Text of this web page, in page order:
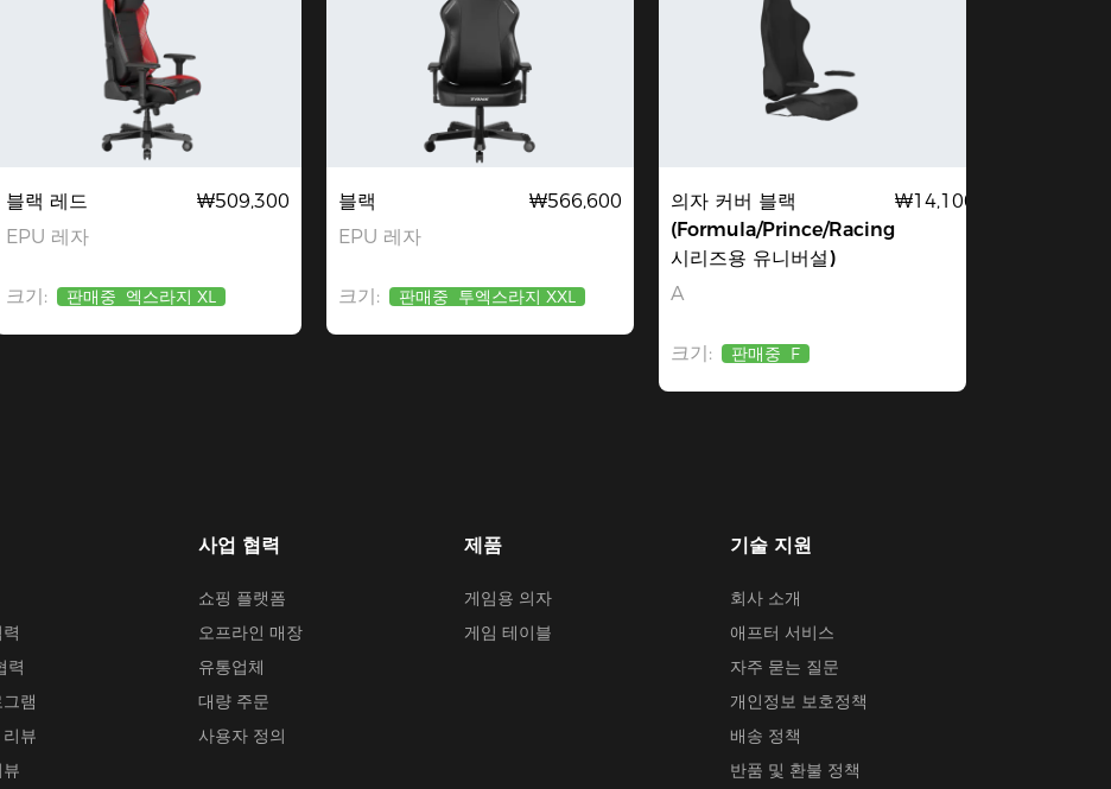
블랙 레드
EPU 레자
₩509,300
크기: 판매중 엑스라지 XL
블랙
EPU 레자
₩566,600
크기: 판매중 투엑스라지 XXL
의자 커버 블랙
(Formula/Prince/Racing
시리즈용 유니버설)
A
₩14,100
크기: 판매중 F
력
램
뷰
사업 협력
쇼핑 플랫폼
오프라인 매장
유통업체
대량 주문
사용자 정의
제품
게임용 의자
게임 테이블
기술 지원
회사 소개
애프터 서비스
자주 묻는 질문
개인정보 보호정책
배송 정책
반품 및 환불 정책